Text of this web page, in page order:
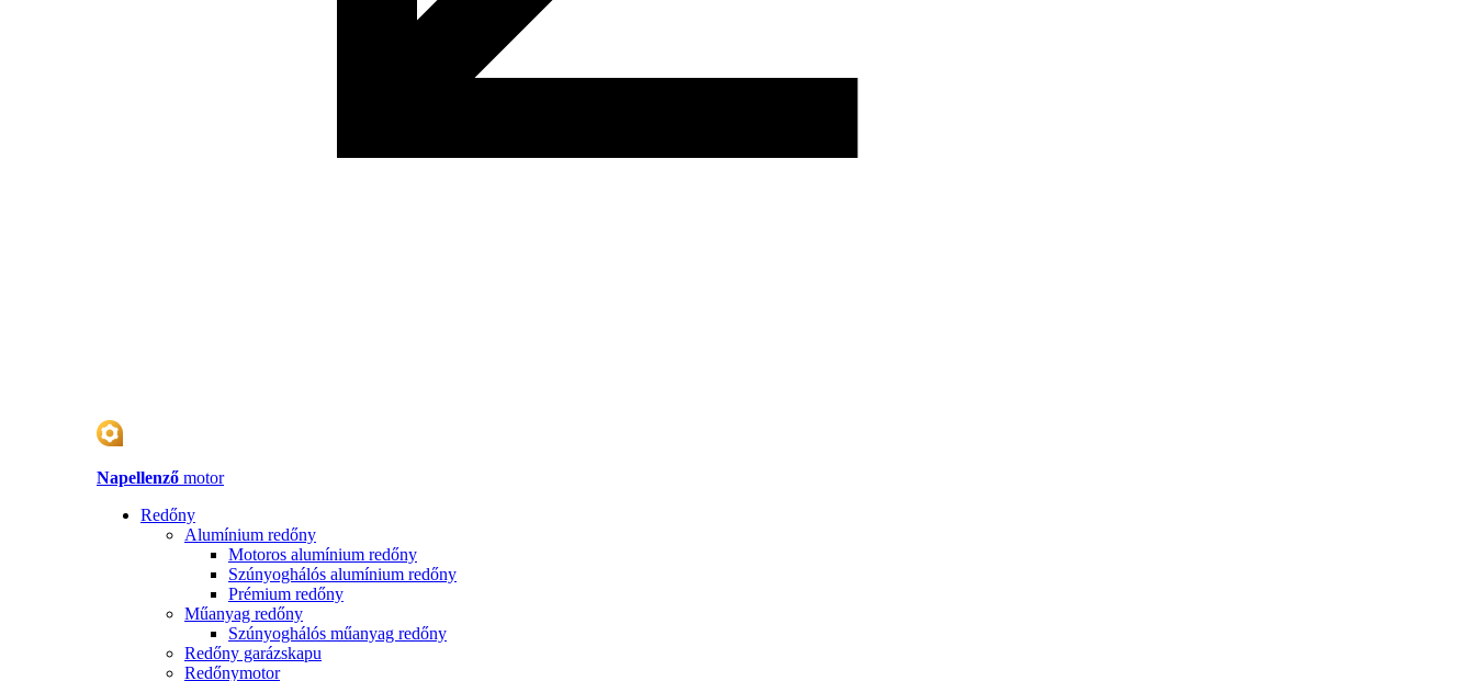
Napellenző motor
Redőny
Alumínium redőny
Motoros alumínium redőny
Szúnyoghálós alumínium redőny
Prémium redőny
Műanyag redőny
Szúnyoghálós műanyag redőny
Redőny garázskapu
Redőnymotor